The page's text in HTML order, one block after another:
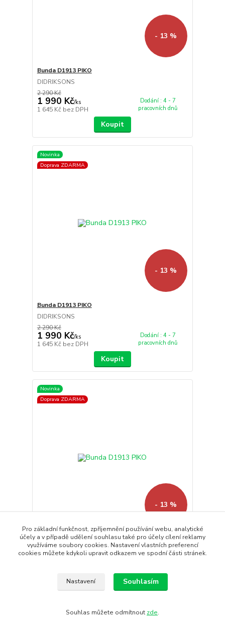
- 13 %
Bunda D1913 PIKO
DIDRIKSONS
2 290 Kč
1 990 Kč/ks
1 645 Kč bez DPH
Dodání : 4 - 7
pracovních dnů
Koupit
Novinka
Doprava ZDARMA
- 13 %
Bunda D1913 PIKO
DIDRIKSONS
2 290 Kč
1 990 Kč/ks
1 645 Kč bez DPH
Dodání : 4 - 7
pracovních dnů
Koupit
Novinka
Doprava ZDARMA
- 13 %
Bunda D1913 PIKO
DIDRIKSONS
bez DPH
pracovních dnů
Koupit
Pro základní funkčnost, zpříjemnění používání webu, analytické
účely a v případě udělení souhlasu také pro účely cílení reklamy
využíváme soubory cookies. Nastavení vlastních preferencí
cookies můžete kdykoli upravit odkazem ve spodní části stránek.
Nastavení Souhlasím
Souhlas můžete odmítnout zde.